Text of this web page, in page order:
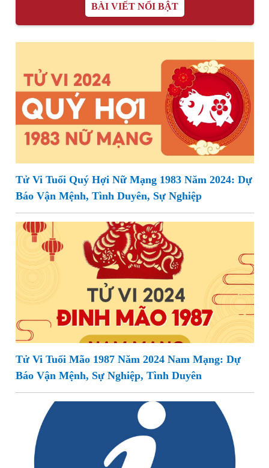
BÀI VIẾT NỔI BẬT
Tử Vi Tuổi Quý Hợi Nữ Mạng 1983 Năm 2024: Dự
Báo Vận Mệnh, Tình Duyên, Sự Nghiệp
Tử Vi Tuổi Mão 1987 Năm 2024 Nam Mạng: Dự
Báo Vận Mệnh, Sự Nghiệp, Tình Duyên